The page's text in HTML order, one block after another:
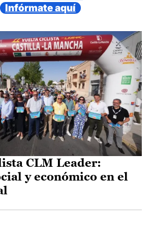
Infórmate aquí
CLM Leader:
y económico en el